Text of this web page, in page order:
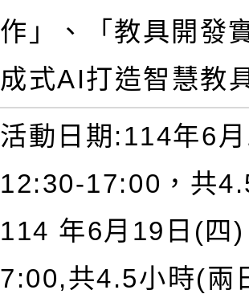
作」、「教具開發
成式AI打造智慧教
活動日期:114年6
12:30-17:00，共
114 年6月19日(四
7:00,共4.5小時(兩